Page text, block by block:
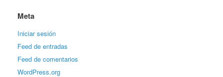
Meta
Iniciar sesión
Feed de entradas
Feed de comentarios
WordPress.org